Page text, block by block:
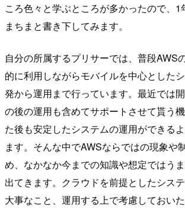
ころ色々と学ぶところが多かったので、1
まちまと書き下してみます。
自分の所属するプリサーでは、普段AWS
的に利用しながらモバイルを中心とした
発から運用まで行っています。最近では
の後の運用も含めてサポートさせて貰う
た後も安定したシステムの運用ができる
ます。そんな中でAWSならではの現象や
め、なかなか今までの知識や想定ではう
出てきます。クラウドを前提としたシス
大事なこと、運用する上で考慮しておいた